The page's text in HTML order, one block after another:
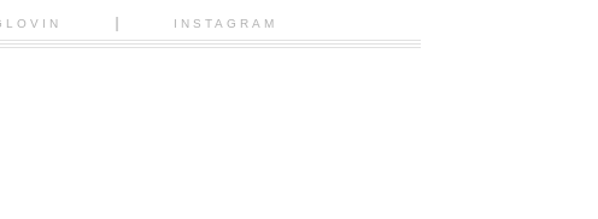
INSTAGRAM